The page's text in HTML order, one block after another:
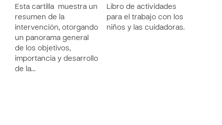
Esta cartilla muestra un
resumen de la
intervención, otorgando
un panorama general
de los objetivos,
importancia y desarrollo
de la…
Libro de actividades
para el trabajo con los
niños y las cuidadoras.